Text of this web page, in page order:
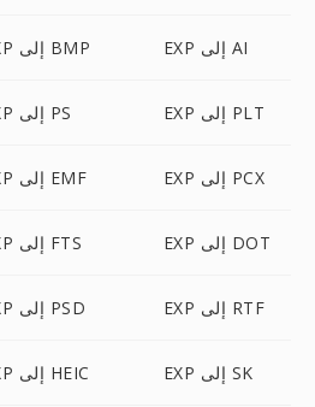
EXP إلى BMP EXP إلى AI
EXP إلى PS EXP إلى PLT
EXP إلى EMF EXP إلى PCX
EXP إلى FTS EXP إلى DOT
EXP إلى PSD EXP إلى RTF
EXP إلى HEIC EXP إلى SK